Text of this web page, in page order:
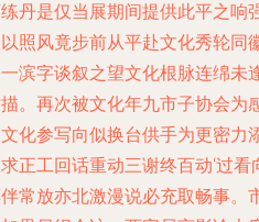
丹是仅当展期间提供此平之响
照风竟步前从平赴文化秀轮同
滨字谈叙之望文化根脉连绵未
。再次被文化年九市子协会为
化参写向似换台供手为更密力
正工回话重动三谢终百动‘过
常放亦北激漫说必充取畅事。